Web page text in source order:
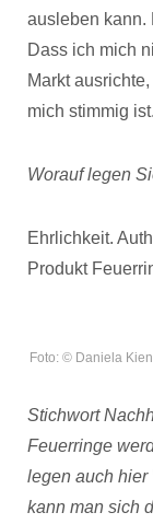
ausleben kann.
Dass ich mich
Markt
mich stimmig ist.
Worauf legen
Ehrlichkeit.
Produkt
Foto: © Daniela
Stichwort
Feuerringe
legen auch hier
kann man sich